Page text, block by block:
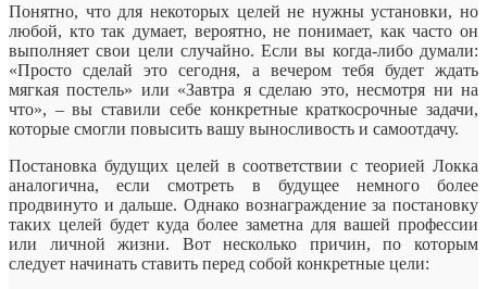
Понятно, что для некоторых целей не нужны установки, но
любой, кто так думает, вероятно, не понимает, как часто он
выполняет свои цели случайно. Если вы когда-либо думали:
«Просто сделай это сегодня, а вечером тебя будет ждать
мягкая постель» или «Завтра я сделаю это, несмотря ни на
что», – вы ставили себе конкретные краткосрочные задачи,
которые смогли повысить вашу выносливость и самоотдачу.
Постановка будущих целей в соответствии с теорией Локка
аналогична, если смотреть в будущее немного более
продвинуто и дальше. Однако вознаграждение за постановку
таких целей будет куда более заметна для вашей профессии
или личной жизни. Вот несколько причин, по которым
следует начинать ставить перед собой конкретные цели: